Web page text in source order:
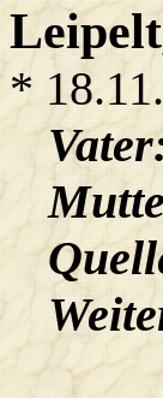
Leipelt
*